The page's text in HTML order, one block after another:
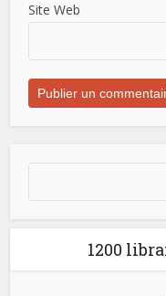
Site Web
1200